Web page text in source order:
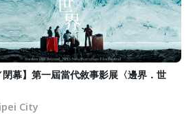
閉幕】第一屆當代敘事影展〈邊界．世
City